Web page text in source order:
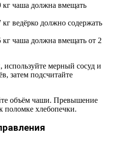
кг чаша должна вмещать
ведёрко должно содержать
кг чаша должна вмещать от 2
мерный сосуд и
затем подсчитайте
объём чаши. Превышение
поломке хлебопечки.